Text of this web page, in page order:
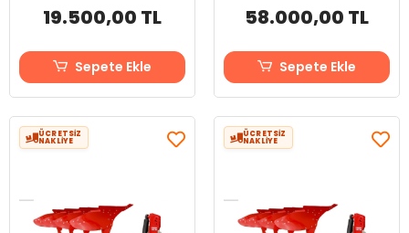
19.500,00 TL
Sepete Ekle
58.000,00 TL
Sepete Ekle
ÜCRETSİZ
NAKLİYE
ÜCRETSİZ
NAKLİYE